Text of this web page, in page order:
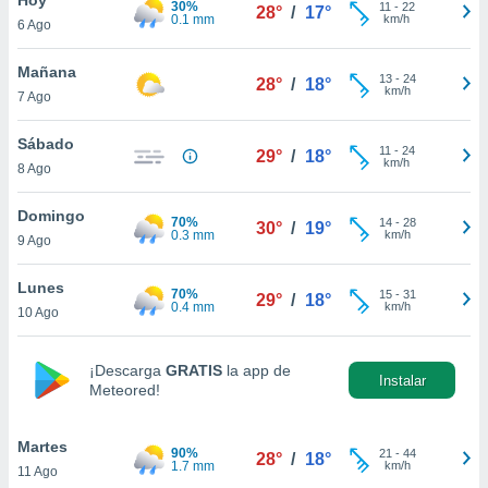
en
más
nuestra
de
aceptar
de
6 Ago
30%
0.1 mm
28° / 17° 11 - 22
km/h
Mañana
7 Ago
28° / 18° 13- 24
km/h
Sábado
8 Ago
29° / 18° 11 - 24
km/h
Domingo
9 Ago
70%
0.3 mm
30° / 19° 14- 28
km/h
Lunes
10 Ago
70%
0.4 mm
29° / 18° 15- 31
km/h
¡Descarga GRATIS la app de
Meteored!
Instalar
Martes
11 Ago
90%
1.7 mm
28° / 18° 21 - 44
km/h